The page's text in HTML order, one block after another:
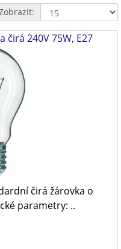
čirá 240V 75W, E27
čirá žárovka o
parametry: ..